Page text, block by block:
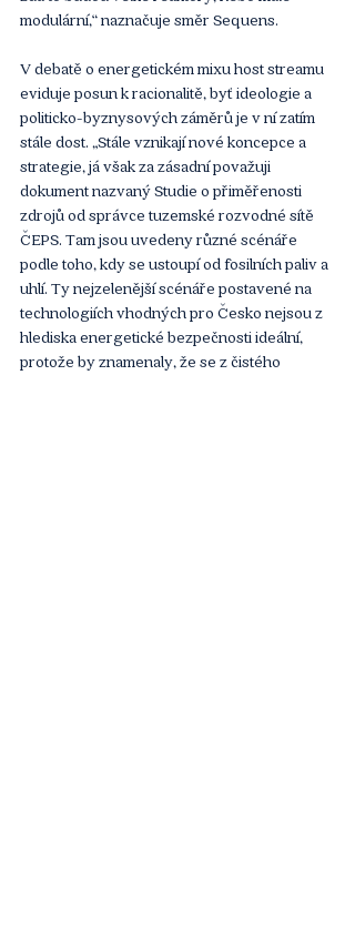
modulární,“ naznačuje směr Sequens.
V debatě o energetickém mixu host streamu
eviduje posun k racionalitě, byť ideologie a
politicko-byznysových záměrů je v ní zatím
stále dost. „Stále vznikají nové koncepce a
strategie, já však za zásadní považuji
dokument nazvaný Studie o přiměřenosti
zdrojů od správce tuzemské rozvodné sítě
ČEPS. Tam jsou uvedeny různé scénáře
podle toho, kdy se ustoupí od fosilních paliv a
uhlí. Ty nejzelenější scénáře postavené na
technologiích vhodných pro Česko nejsou z
hlediska energetické bezpečnosti ideální,
protože by znamenaly, že se z čistého